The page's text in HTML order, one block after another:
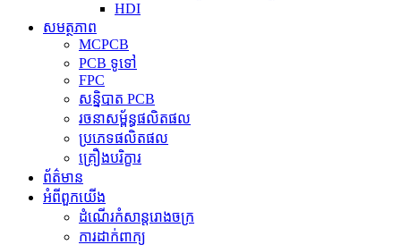
HDI
សមត្ថភាព
MCPCB
PCB ទូទៅ
FPC
សន្និបាត PCB
រចនាសម្ព័ន្ធផលិតផល
ប្រភេទផលិតផល
គ្រឿងបរិក្ខារ
ព័ត៌មាន
អំពីពួកយើង
ដំណើរកំសាន្តរោងចក្រ
ការដាក់ពាក្យ